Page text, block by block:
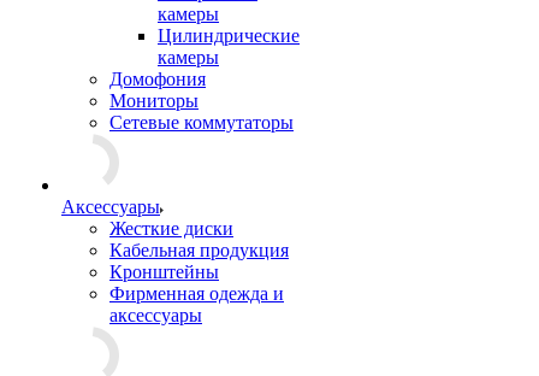
камеры
Цилиндрические
камеры
Домофония
Мониторы
Сетевые коммутаторы
Аксессуары
Жесткие диски
Кабельная продукция
Кронштейны
Фирменная одежда и
аксессуары